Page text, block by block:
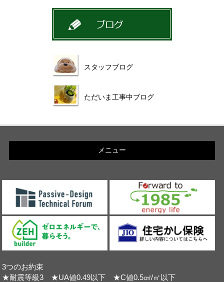
スタッフブログ
ただいま工事中ブログ
メニュー
3つのお約束
★耐震等級3 ★UA値0.49以下 ★C値0.5㎠/㎡以下